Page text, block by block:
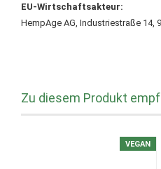
EU-Wirtschaftsakteur:
HempAge AG, Industriestraße 14,
Zu diesem Produkt
VEGAN